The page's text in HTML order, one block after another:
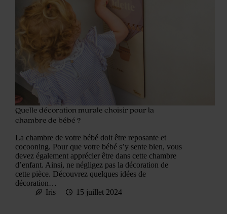
Quelle décoration murale choisir pour la
chambre de bébé ?
La chambre de votre bébé doit être reposante et
cocooning. Pour que votre bébé s’y sente bien, vous
devez également apprécier être dans cette chambre
d’enfant. Ainsi, ne négligez pas la décoration de
cette pièce. Découvrez quelques idées de
décoration…
Iris
15 juillet 2024